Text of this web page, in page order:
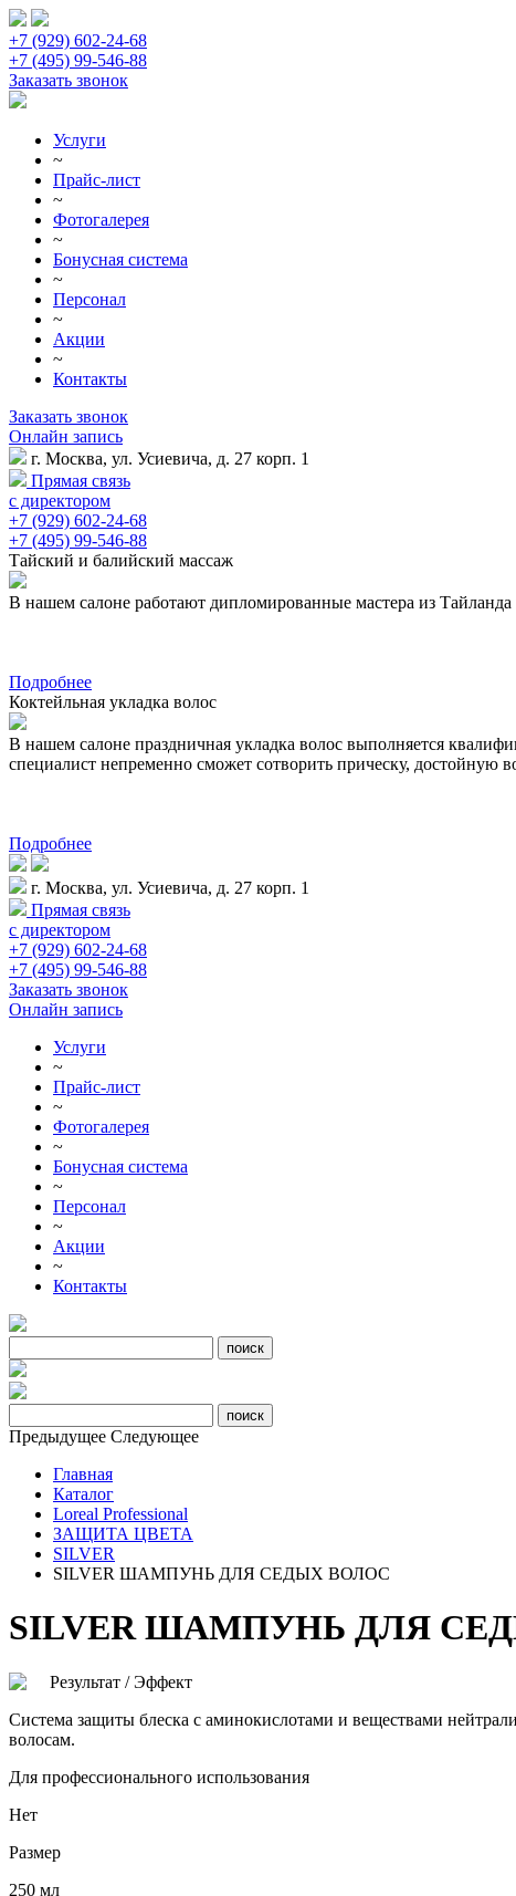
+7 (929) 602-24-68
+7 (495) 99-546-88
Заказать звонок
Услуги
~
Прайс-лист
~
Фотогалерея
~
Бонусная система
~
Персонал
~
Акции
~
Контакты
Заказать звонок
Онлайн запись
г. Москва, ул. Усиевича, д. 27 корп. 1
Прямая связь
с директором
+7 (929) 602-24-68
+7 (495) 99-546-88
Тайский и балийский массаж
В нашем салоне работают дипломированные мастера из
Подробнее
Коктейльная укладка волос
В нашем салоне праздничная укладка волос выполняется
специалист непременно сможет сотворить прическу, достойную
Подробнее
г. Москва, ул. Усиевича, д. 27 корп. 1
Прямая связь
с директором
+7 (929) 602-24-68
+7 (495) 99-546-88
Заказать звонок
Онлайн запись
Услуги
~
Прайс-лист
~
Фотогалерея
~
Бонусная система
~
Персонал
~
Акции
~
Контакты
Предыдущее Следующее
Главная
Каталог
Loreal Professional
ЗАЩИТА ЦВЕТА
SILVER
SILVER ШАМПУНЬ ДЛЯ СЕДЫХ ВОЛОС
SILVER ШАМПУНЬ ДЛЯ
Результат / Эффект
Система защиты блеска с аминокислотами и веществами
волосам.
Для профессионального использования
Нет
Размер
250 мл